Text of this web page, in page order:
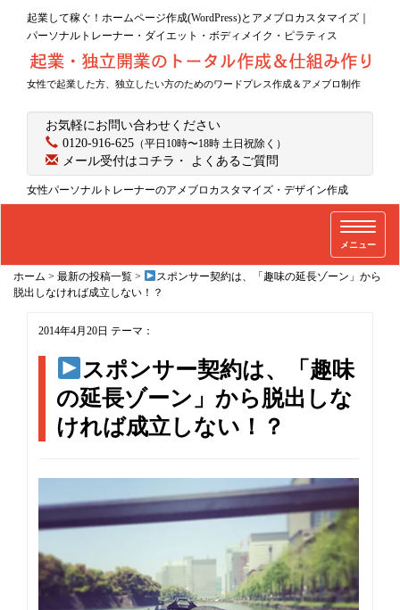
起業して稼ぐ！ホームページ作成(WordPress)とアメブロカスタマイズ｜
パーソナルトレーナー・ダイエット・ボディメイク・ピラティス
女性で起業した方、独立したい方のためのワードプレス作成＆アメブロ制作
お気軽にお問い合わせください
0120-916-625 （平日10時〜18時 土日祝除く）
メール受付はコチラ ・ よくあるご質問
女性パーソナルトレーナーのアメブロカスタマイズ・デザイン作成
T
o
g
t
i
o
メニュー
ホーム > 最新の投稿一覧 >
スポンサー契約は、「趣味の延長ゾーン」から
脱出しなければ成立しない！？
2014年4月20日 テーマ：
スポンサー契約は、「趣味
の延長ゾーン」から脱出しな
ければ成立しない！？